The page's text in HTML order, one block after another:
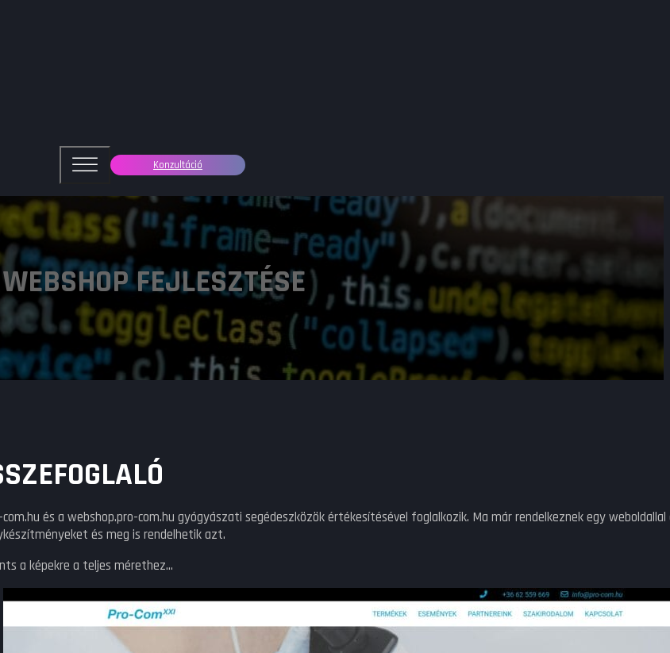
Konzultáció
FEJLESZTÉSE
és a webshop.pro-com.hu gyógyászati segédeszközök értékesítésével foglalkozik. Ma már rendelkeznek egy
és meg is rendelhetik azt.
a képekre a teljes mérethez...